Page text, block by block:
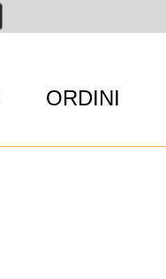
ORDINI